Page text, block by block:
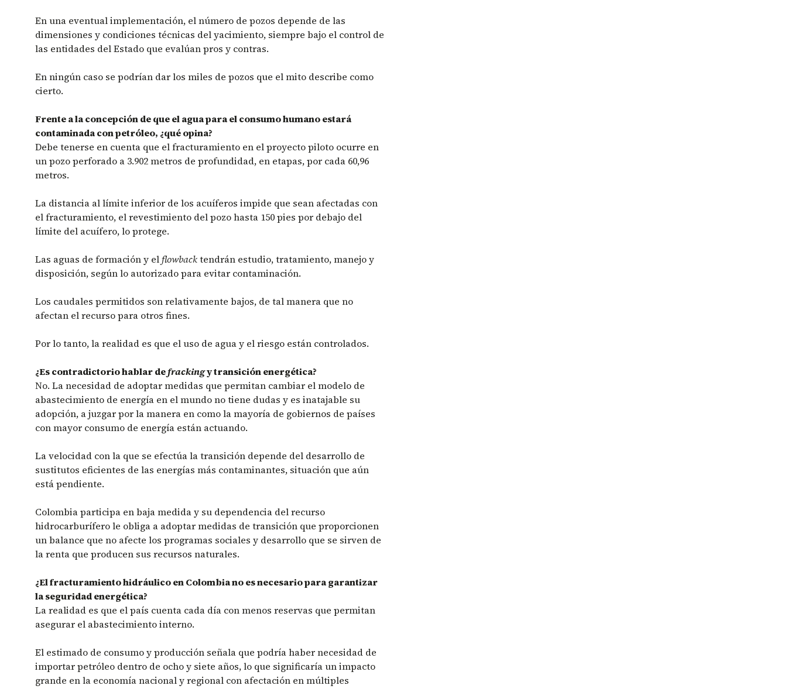
En una eventual implementación, el número de pozos depende de las
dimensiones y condiciones técnicas del yacimiento, siempre bajo el control de
las entidades del Estado que evalúan pros y contras.
En ningún caso se podrían dar los miles de pozos que el mito describe como
cierto.
Frente a la concepción de que el agua para el consumo humano estará
contaminada con petróleo, ¿qué opina?
Debe tenerse en cuenta que el fracturamiento en el proyecto piloto ocurre en
un pozo perforado a 3.902 metros de profundidad, en etapas, por cada 60,96
metros.
La distancia al límite inferior de los acuíferos impide que sean afectadas con
el fracturamiento, el revestimiento del pozo hasta 150 pies por debajo del
límite del acuífero, lo protege.
Las aguas de formación y elflowbacktendrán estudio, tratamiento, manejo y
disposición, según lo autorizado para evitar contaminación.
Los caudales permitidos son relativamente bajos, de tal manera que no
afectan el recurso para otros fines.
Por lo tanto, la realidad es que el uso de agua y el riesgo están controlados.
¿Es contradictorio hablar defrackingy transición energética?
No. La necesidad de adoptar medidas que permitan cambiar el modelo de
abastecimiento de energía en el mundo no tiene dudas y es inatajable su
adopción, a juzgar por la manera en como la mayoría de gobiernos de países
con mayor consumo de energía están actuando.
La velocidad con la que se efectúa la transición depende del desarrollo de
sustitutos eficientes de las energías más contaminantes, situación que aún
está pendiente.
Colombia participa en baja medida y su dependencia del recurso
hidrocarburífero le obliga a adoptar medidas de transición que proporcionen
un balance que no afecte los programas sociales y desarrollo que se sirven de
la renta que producen sus recursos naturales.
¿El fracturamiento hidráulico en Colombia no es necesario para garantizar
la seguridad energética?
La realidad es que el país cuenta cada día con menos reservas que permitan
asegurar el abastecimiento interno.
El estimado de consumo y producción señala que podría haber necesidad de
importar petróleo dentro de ocho y siete años, lo que significaría un impacto
grande en la economía nacional y regional con afectación en múltiples